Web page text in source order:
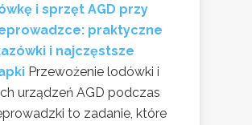
i sprzęt AGD przy
praktyczne
i najczęstsze
Przewożenie lodówki i
urządzeń AGD podczas
to zadanie, które